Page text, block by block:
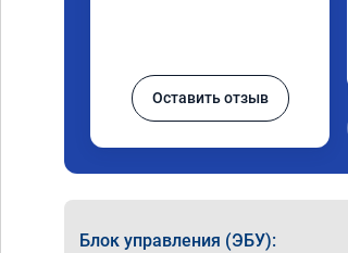
Оставить отзыв
Блок управления (ЭБУ):